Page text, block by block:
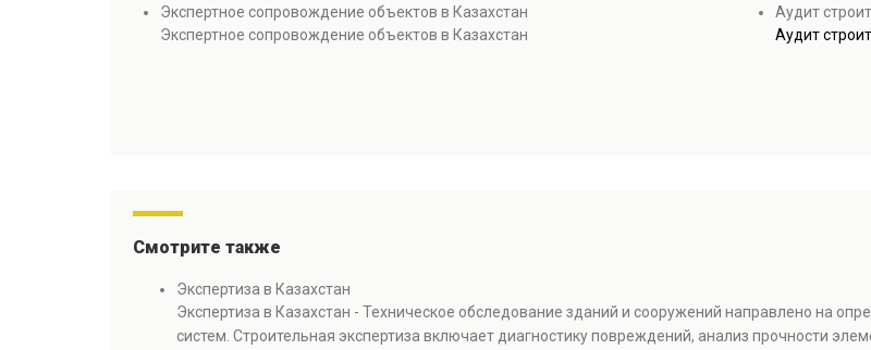
Экспертное сопровождение объектов в Казахстан
Экспертное сопровождение объектов в Казахстан
Аудит
Аудит
Смотрите также
Экспертиза в Казахстан
Экспертиза в Казахстан - Техническое обследование зданий и сооружений направлено на
систем. Строительная экспертиза включает диагностику повреждений, анализ прочности